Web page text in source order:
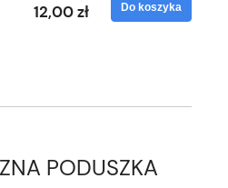
12,00 zł Do koszyka
PODUSZKA